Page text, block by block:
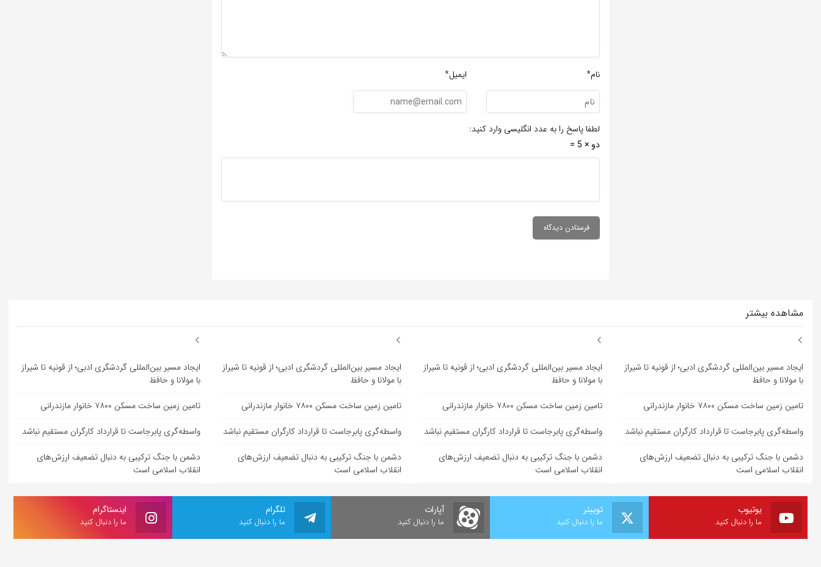
نام* ایمیل*
لطفا پاسخ را به عدد انگلیسی وارد کنید:
دو × 5 =
مشاهده بیشتر
ایجاد مسیر بین‌المللی گردشگری ادبی؛ از قونیه تا شیراز
با مولانا و حافظ
تامین زمین ساخت مسکن ۷۸۰۰ خانوار مازندرانی
واسطه‌گری پابرجاست تا قرارداد کارگران مستقیم نباشد
دشمن با جنگ ترکیبی به دنبال تضعیف ارزش‌های
انقلاب اسلامی است
ایجاد مسیر بین‌المللی گردشگری ادبی؛ از قونیه تا شیراز
با مولانا و حافظ
تامین زمین ساخت مسکن ۷۸۰۰ خانوار مازندرانی
واسطه‌گری پابرجاست تا قرارداد کارگران مستقیم نباشد
دشمن با جنگ ترکیبی به دنبال تضعیف ارزش‌های
انقلاب اسلامی است
ایجاد مسیر بین‌المللی گردشگری ادبی؛ از قونیه تا شیراز
با مولانا و حافظ
تامین زمین ساخت مسکن ۷۸۰۰ خانوار مازندرانی
واسطه‌گری پابرجاست تا قرارداد کارگران مستقیم نباشد
دشمن با جنگ ترکیبی به دنبال تضعیف ارزش‌های
انقلاب اسلامی است
ایجاد مسیر بین‌المللی گردشگری ادبی؛ از قونیه تا شیراز
با مولانا و حافظ
تامین زمین ساخت مسکن ۷۸۰۰ خانوار مازندرانی
واسطه‌گری پابرجاست تا قرارداد کارگران مستقیم نباشد
دشمن با جنگ ترکیبی به دنبال تضعیف ارزش‌های
انقلاب اسلامی است
اینستاگرام
ما را دنبال کنید
تلگرام
ما را دنبال کنید
آپارات
ما را دنبال کنید
توییتر
ما را دنبال کنید
یوتیوب
ما را دنبال کنید